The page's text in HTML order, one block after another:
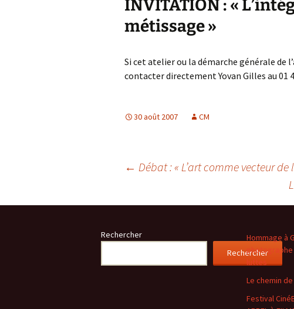
Les projetsINVITATION : «
métissage »
Si cet atelier ou la démarche générale de
contacter directement Yovan Gilles au 01
30 août 2007 CM
Navigation
des
articles
← Débat : « L’art comme vecteur
Rechercher
Rechercher
Hommage à
luttes
Le chemin
Festival